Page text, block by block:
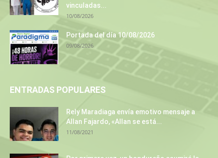
vinculadas...
10/08/2026
Portada del día 10/08/2026
09/08/2026
ENTRADAS POPULARES
Rely Maradiaga envía emotivo mensaje a
Allan Fajardo, «Allan se está...
11/08/2021